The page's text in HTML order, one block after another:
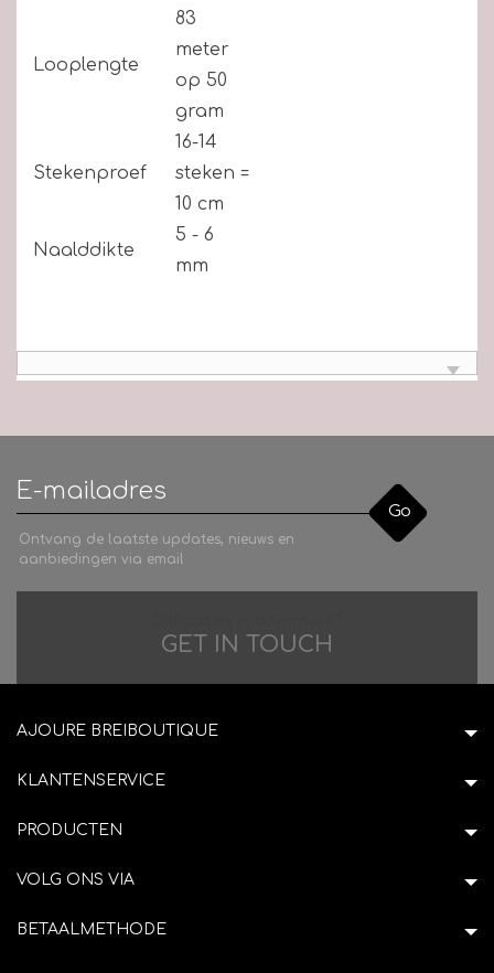
Looplengte
83
meter
op 50
gram
Stekenproef
16-14
steken =
10 cm
Naalddikte
5 - 6
mm
Go
Ontvang de laatste updates, nieuws en
aanbiedingen via email
GET IN TOUCH
AJOURE BREIBOUTIQUE
KLANTENSERVICE
PRODUCTEN
VOLG ONS VIA
BETAALMETHODE